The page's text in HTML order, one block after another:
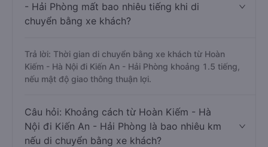
- Hải Phòng mất bao nhiêu tiếng khi di
chuyển bằng xe khách?
Trả lời: Thời gian di chuyển bằng xe khách từ Hoàn
Kiếm - Hà Nội đi Kiến An - Hải Phòng khoảng 1.5 tiếng,
nếu mật độ giao thông thuận lợi.
Câu hỏi: Khoảng cách từ Hoàn Kiếm - Hà
Nội đi Kiến An - Hải Phòng là bao nhiêu km
nếu di chuyển bằng xe khách?